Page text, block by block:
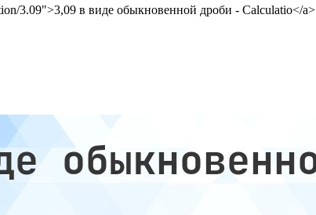
3.09">3,09 в виде обыкновенной дроби - Calculatio</a>